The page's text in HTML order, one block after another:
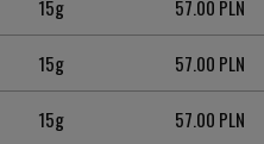
15g 57.00 PLN
15g 57.00 PLN
15g 57.00 PLN